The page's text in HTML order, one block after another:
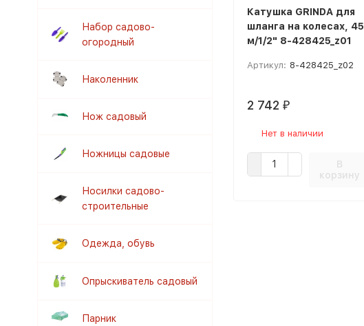
Катушка GRINDA для
шланга на колесах, 45
м/1/2" 8-428425_z01
Артикул: 8-428425_z02
2 742 ₽
Нет в наличии
В
корзину
Набор садово-
огородный
Наколенник
Нож садовый
Ножницы садовые
Носилки садово-
строительные
Одежда, обувь
Опрыскиватель садовый
Парник